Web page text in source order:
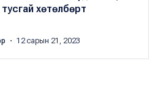
хөтөлбөрт
・ 12 сарын 21, 2023